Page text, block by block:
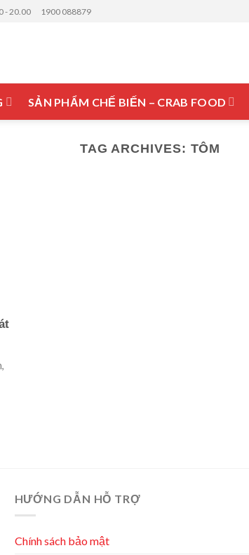
- 20.00 1900 088879
SẢN PHẨM CHẾ BIẾN – CRAB FOOD
TAG ARCHIVES: TÔM
HƯỚNG DẪN HỖ TRỢ
Chính sách bảo mật